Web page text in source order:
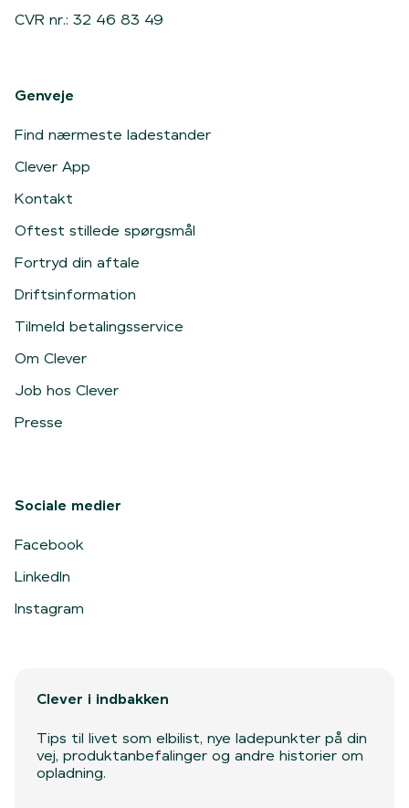
CVR nr.: 32 46 83 49
Genveje
Find nærmeste ladestander
Clever App
Kontakt
Oftest stillede spørgsmål
Fortryd din aftale
Driftsinformation
Tilmeld betalingsservice
Om Clever
Job hos Clever
Presse
Sociale medier
Facebook
LinkedIn
Instagram
Clever i indbakken
Tips til livet som elbilist, nye ladepunkter på din
vej, produktanbefalinger og andre historier om
opladning.